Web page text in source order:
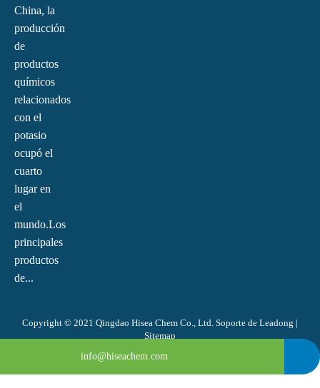
0086-532-85708217
0086-4008266163-82717
info@hiseachem.com
China, la
producción
de
productos
químicos
relacionados
con el
potasio
ocupó el
cuarto
lugar en
el
mundo.Los
principales
productos
de...
Copyright © 2021 Qingdao Hisea Chem Co., Ltd. Soporte de Leadong |
Sitemap